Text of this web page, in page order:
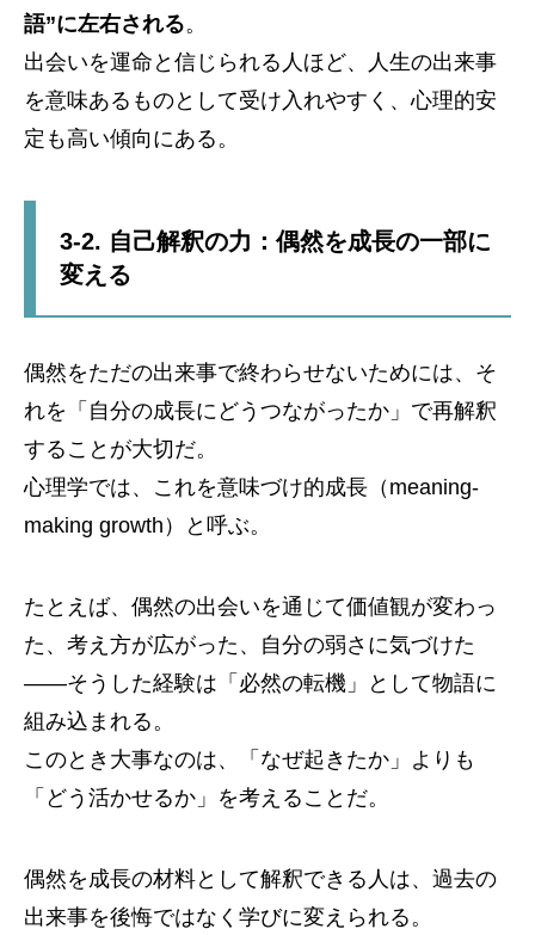
語”に左右される。
出会いを運命と信じられる人ほど、人生の出来事
を意味あるものとして受け入れやすく、心理的安
定も高い傾向にある。
3-2. 自己解釈の力：偶然を成長の一部に
変える
偶然をただの出来事で終わらせないためには、そ
れを「自分の成長にどうつながったか」で再解釈
することが大切だ。
心理学では、これを意味づけ的成長（meaning-
making growth）と呼ぶ。
たとえば、偶然の出会いを通じて価値観が変わっ
た、考え方が広がった、自分の弱さに気づけた
――そうした経験は「必然の転機」として物語に
組み込まれる。
このとき大事なのは、「なぜ起きたか」よりも
「どう活かせるか」を考えることだ。
偶然を成長の材料として解釈できる人は、過去の
出来事を後悔ではなく学びに変えられる。